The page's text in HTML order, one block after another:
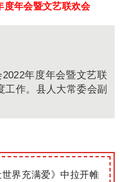
度年会暨文艺联欢会
年度年会暨文艺联
工作。县人大常委会副
界充满爱》中拉开帷